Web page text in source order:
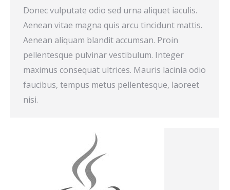
Donec vulputate odio sed urna aliquet iaculis.
Aenean vitae magna quis arcu tincidunt mattis.
Aenean aliquam blandit accumsan. Proin
pellentesque pulvinar vestibulum. Integer
maximus consequat ultrices. Mauris lacinia odio
faucibus, tempus metus pellentesque, laoreet
nisi.